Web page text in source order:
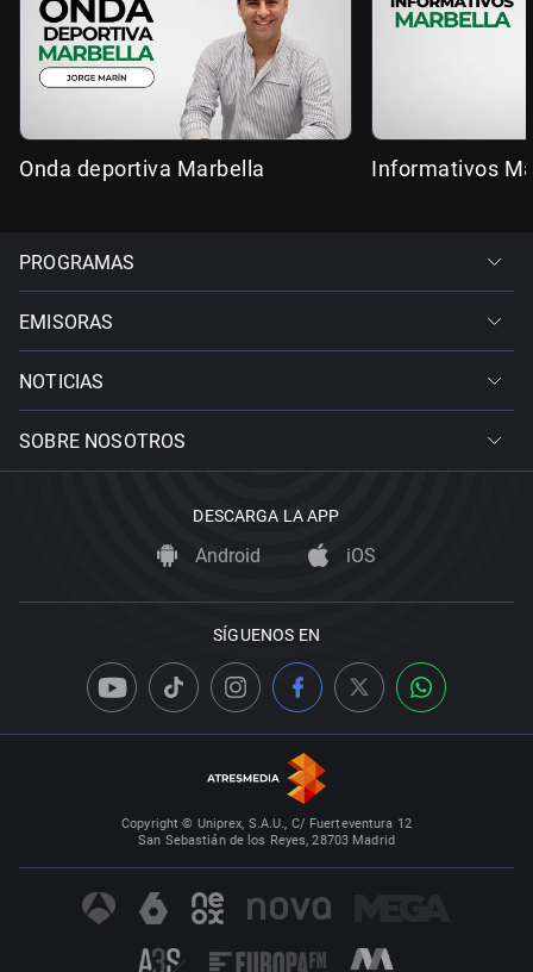
Onda deportiva Marbella Informativos
PROGRAMAS
EMISORAS
NOTICIAS
SOBRE NOSOTROS
DESCARGA LA APP
Android iOS
SÍGUENOS EN
Copyright © Uniprex, S.A.U., C/ Fuerteventura 12
San Sebastián de los Reyes, 28703 Madrid